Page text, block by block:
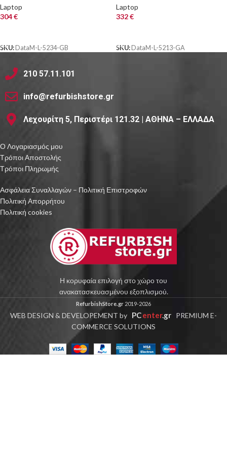
Graphics 620, FreeDOS
Laptop
304€
SKU: DataM-L-5234-GB
Graphics 620, FreeDOS
Laptop
332€
SKU: DataM-L-5213-GA
210 57.11.101
info@refurbishstore.gr
Λεχουρίτη 5, Περιστέρι 121.32 | ΑΘΗΝΑ – ΕΛΛΑΔΑ
Ο Λογαριασμός μου
Τρόποι Αποστολής
Τρόποι Πληρωμής
Ασφάλεια Συναλλαγών – Πολιτική Επιστροφών
Πολιτική Απορρήτου
Πολιτική cookies
Η κορυφαία επιλογή στο χώρο του
ανακατασκευασμένου εξοπλισμού.
RefurbishStore.gr 2019-2026
WEB DESIGN & DEVELOPEMENT by PCenter.gr PREMIUM E-
COMMERCE SOLUTIONS